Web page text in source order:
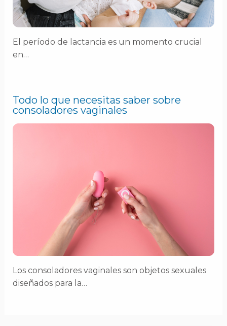
El período de lactancia es un momento crucial
en…
Todo lo que necesitas saber sobre
consoladores vaginales
Los consoladores vaginales son objetos sexuales
diseñados para la…